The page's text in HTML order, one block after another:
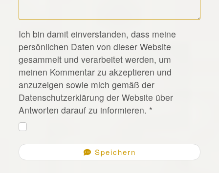
*
Ich bin damit einverstanden, dass meine
persönlichen Daten von dieser Website
gesammelt und verarbeitet werden, um
meinen Kommentar zu akzeptieren und
anzuzeigen sowie mich gemäß der
Datenschutzerklärung der Website über
Antworten darauf zu informieren. *
Speichern